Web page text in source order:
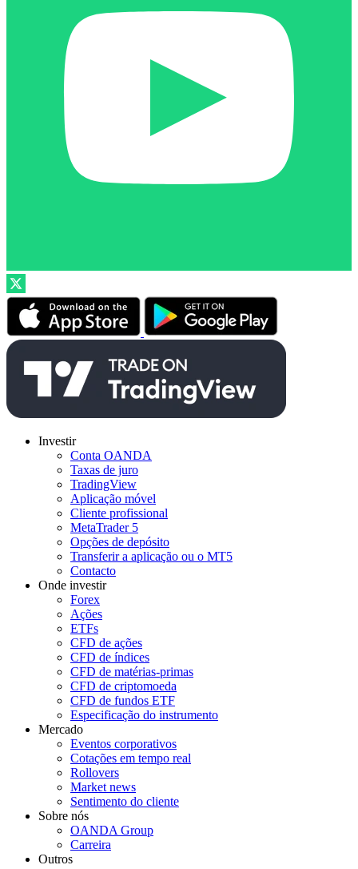
Investir
Conta OANDA
Taxas de juro
TradingView
Aplicação móvel
Cliente profissional
MetaTrader 5
Opções de depósito
Transferir a aplicação ou o MT5
Contacto
Onde investir
Forex
Ações
ETFs
CFD de ações
CFD de índices
CFD de matérias-primas
CFD de criptomoeda
CFD de fundos ETF
Especificação do instrumento
Mercado
Eventos corporativos
Cotações em tempo real
Rollovers
Market news
Sentimento do cliente
Sobre nós
OANDA Group
Carreira
Outros